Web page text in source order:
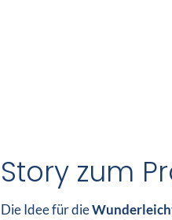
Story zum
Die Idee für die